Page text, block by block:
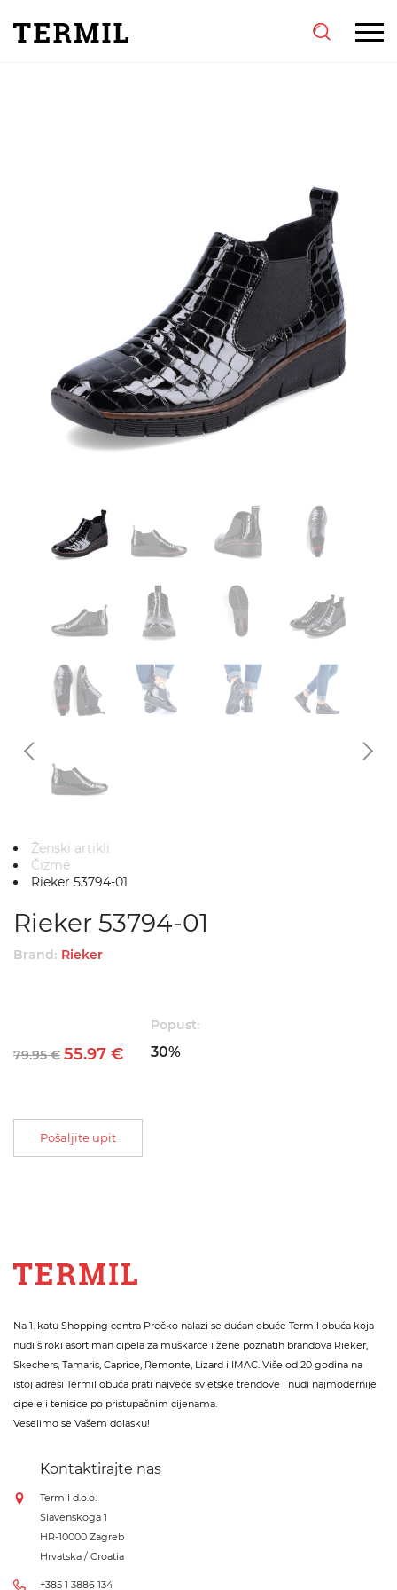
Ženski artikli
Čizme
Rieker 53794-01
Rieker 53794-01
Brand: Rieker
79.95 € 55.97 €
Popust:
30%
Pošaljite upit
Na 1. katu Shopping centra Prečko nalazi se dućan obuće Termil obuća koja
nudi široki asortiman cipela za muškarce i žene poznatih brandova Rieker,
Skechers, Tamaris, Caprice, Remonte, Lizard i IMAC. Više od 20 godina na
istoj adresi Termil obuća prati najveće svjetske trendove i nudi najmodernije
cipele i tenisice po pristupačnim cijenama.
Veselimo se Vašem dolasku!
Kontaktirajte nas
Termil d.o.o.
Slavenskoga 1
HR-10000 Zagreb
Hrvatska / Croatia
+385 1 3886 134